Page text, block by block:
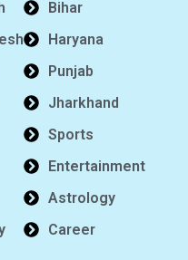
Bihar
Haryana
Punjab
Jharkhand
Sports
Entertainment
Astrology
Career